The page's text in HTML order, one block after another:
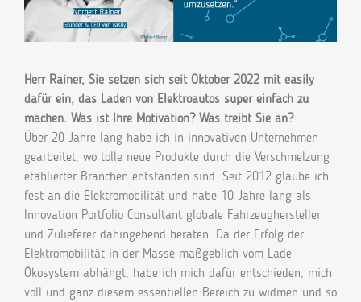
Herr Rainer, Sie setzen sich seit Oktober 2022 mit easily
dafür ein, das Laden von Elektroautos super einfach zu
machen. Was ist Ihre Motivation? Was treibt Sie an?
Über 20 Jahre lang habe ich in innovativen Unternehmen
gearbeitet, wo tolle neue Produkte durch die Verschmelzung
etablierter Branchen entstanden sind. Seit 2012 glaube ich
fest an die Elektromobilität und habe 10 Jahre lang als
Innovation Portfolio Consultant globale Fahrzeughersteller
und Zulieferer dahingehend beraten. Da der Erfolg der
Elektromobilität in der Masse maßgeblich vom Lade-
Ökosystem abhängt, habe ich mich dafür entschieden, mich
voll und ganz diesem essentiellen Bereich zu widmen und so